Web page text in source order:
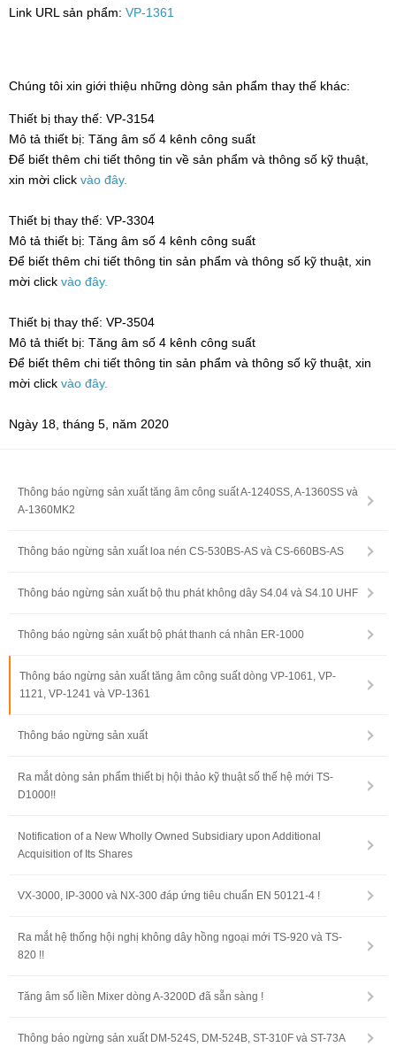
Link URL sản phẩm: VP-1361
Chúng tôi xin giới thiệu những dòng sản phẩm thay thế khác:
Thiết bị thay thế: VP-3154
Mô tả thiết bị: Tăng âm số 4 kênh công suất
Để biết thêm chi tiết thông tin về sản phẩm và thông số kỹ thuật,
xin mời click vào đây.
Thiết bị thay thế: VP-3304
Mô tả thiết bị: Tăng âm số 4 kênh công suất
Để biết thêm chi tiết thông tin sản phẩm và thông số kỹ thuật, xin
mời click vào đây.
Thiết bị thay thế: VP-3504
Mô tả thiết bị: Tăng âm số 4 kênh công suất
Để biết thêm chi tiết thông tin sản phẩm và thông số kỹ thuật, xin
mời click vào đây.
Ngày 18, tháng 5, năm 2020
Thông báo ngừng sản xuất tăng âm công suất A-1240SS, A-1360SS và
A-1360MK2
Thông báo ngừng sản xuất loa nén CS-530BS-AS và CS-660BS-AS
Thông báo ngừng sản xuất bộ thu phát không dây S4.04 và S4.10 UHF
Thông báo ngừng sản xuất bộ phát thanh cá nhân ER-1000
Thông báo ngừng sản xuất tăng âm công suất dòng VP-1061, VP-
1121, VP-1241 và VP-1361
Thông báo ngừng sản xuất
Ra mắt dòng sản phẩm thiết bị hội thảo kỹ thuật số thế hệ mới TS-
D1000!!
Notification of a New Wholly Owned Subsidiary upon Additional
Acquisition of Its Shares
VX-3000, IP-3000 và NX-300 đáp ứng tiêu chuẩn EN 50121-4 !
Ra mắt hệ thống hội nghị không dây hồng ngoại mới TS-920 và TS-
820 !!
Tăng âm số liền Mixer dòng A-3200D đã sẵn sàng !
Thông báo ngừng sản xuất DM-524S, DM-524B, ST-310F và ST-73A